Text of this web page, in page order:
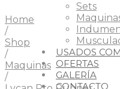
Sets
USADOS
OFERTAS
GALERÍA
CONTACTO
Home
/
Shop
/
Maquinas
/